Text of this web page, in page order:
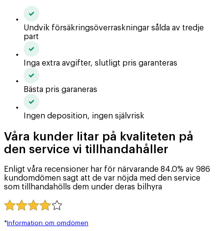
Undvik försäkringsöverraskningar sålda av tredje
part
Inga extra avgifter, slutligt pris garanteras
Bästa pris garaneras
Ingen deposition, ingen självrisk
Våra kunder litar på kvaliteten på
den service vi tillhandahåller
Enligt våra recensioner har för närvarande 84.0% av 986
kundomdömen sagt att de var nöjda med den service
som tillhandahölls dem under deras bilhyra
*Information om omdömen